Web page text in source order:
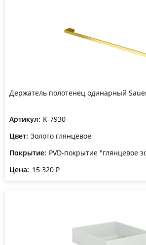
Держатель полотенец одинарный
Артикул: K-7930
Цвет: Золото глянцевое
Покрытие: PVD-покрытие "глянцевое
Цена: 15 320 ₽